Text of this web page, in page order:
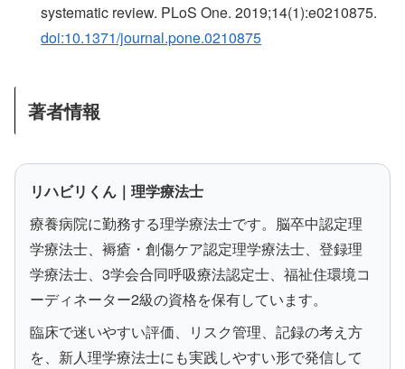
systematic review. PLoS One. 2019;14(1):e0210875.
doi:10.1371/journal.pone.0210875
著者情報
リハビリくん｜理学療法士
療養病院に勤務する理学療法士です。脳卒中認定理
学療法士、褥瘡・創傷ケア認定理学療法士、登録理
学療法士、3学会合同呼吸療法認定士、福祉住環境コ
ーディネーター2級の資格を保有しています。
臨床で迷いやすい評価、リスク管理、記録の考え方
を、新人理学療法士にも実践しやすい形で発信して